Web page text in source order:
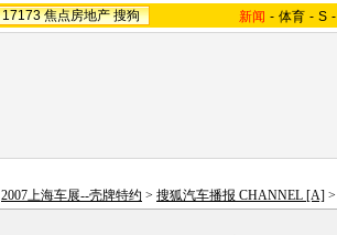
17173 焦点房地产 搜狗 新闻 - 体育 - S -
2007上海车展--壳牌特约 > 搜狐汽车播报 CHANNEL [A] >